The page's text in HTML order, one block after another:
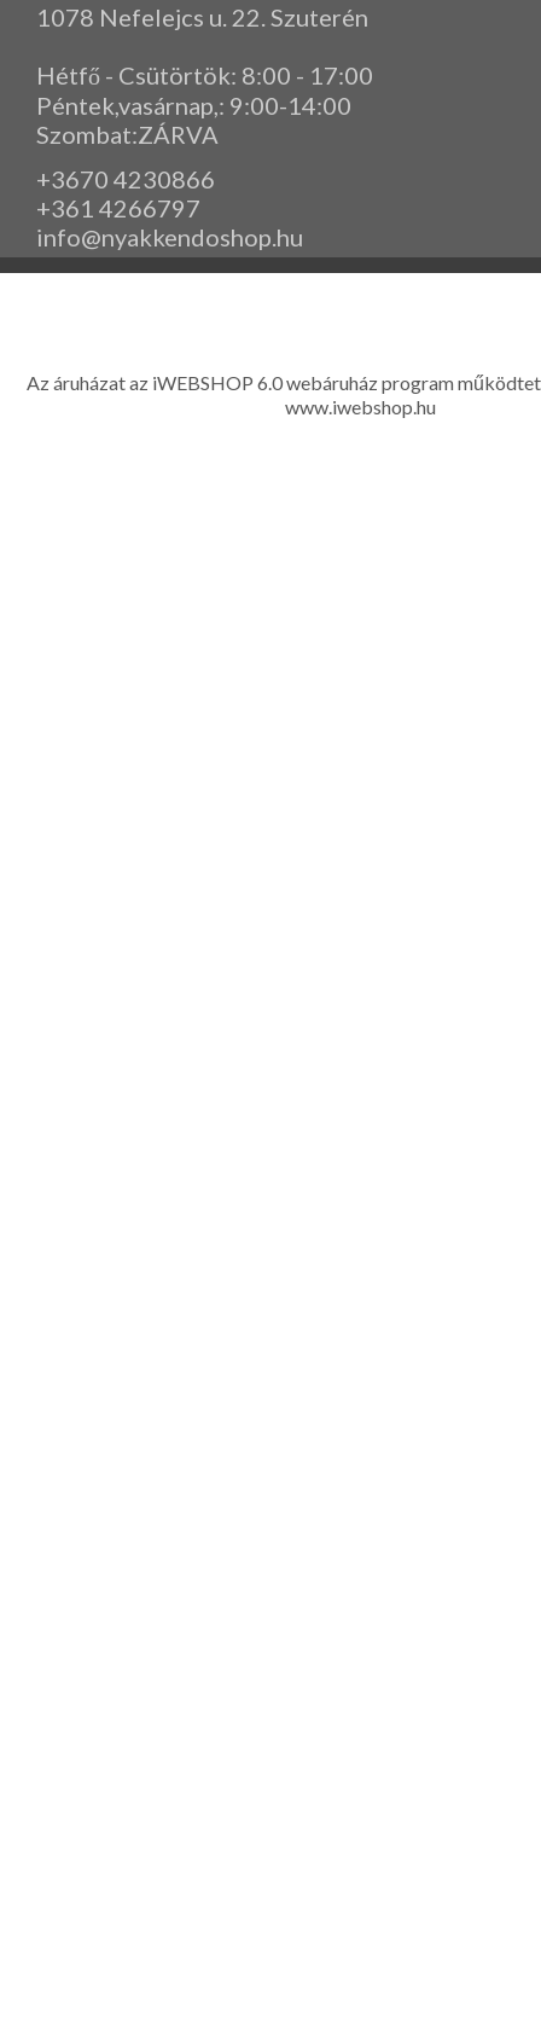
1078 Nefelejcs u. 22. Szuterén
Hétfő - Csütörtök: 8:00 - 17:00
Péntek,vasárnap, : 9:00-14:00
Szombat:ZÁRVA
+3670 4230866
+361 4266797
info@nyakkendoshop.hu
Az áruházat az iWEBSHOP 6.0 webáruház program
www.iwebshop.hu